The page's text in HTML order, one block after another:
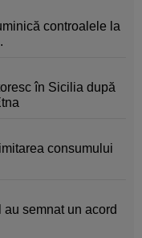
controalele la
în Sicilia după
consumului
semnat un acord